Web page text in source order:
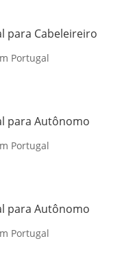
para Cabeleireiro
Portugal
para Autônomo
Portugal
para Autônomo
Portugal